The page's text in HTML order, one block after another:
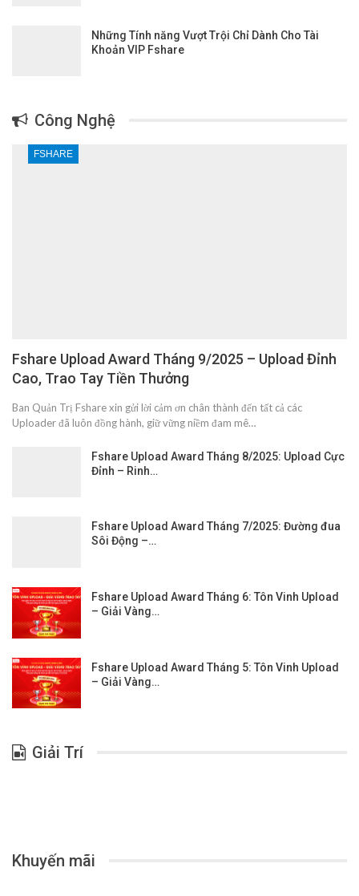
Những Tính năng Vượt Trội Chỉ Dành Cho Tài
Khoản VIP Fshare
Công Nghệ
FSHARE
Fshare Upload Award Tháng 9/2025 – Upload Đỉnh
Cao, Trao Tay Tiền Thưởng
Ban Quản Trị Fshare xin gửi lời cảm ơn chân thành đến tất cả các
Uploader đã luôn đồng hành, giữ vững niềm đam mê…
Fshare Upload Award Tháng 8/2025: Upload Cực
Đỉnh – Rinh…
Fshare Upload Award Tháng 7/2025: Đường đua
Sôi Động –…
Fshare Upload Award Tháng 6: Tôn Vinh Upload
– Giải Vàng…
Fshare Upload Award Tháng 5: Tôn Vinh Upload
– Giải Vàng…
Giải Trí
Khuyến mãi